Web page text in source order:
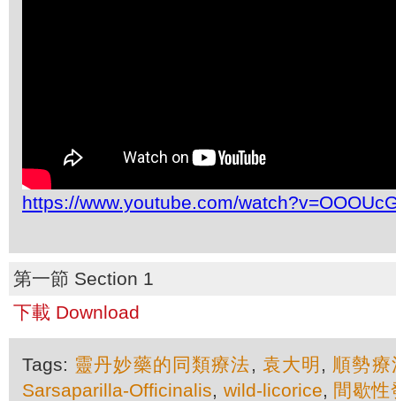
https://www.youtube.com/
第一節 Section 1
下載 Download
Tags: 靈丹妙藥的同類療法, 袁大明 , 順勢療
Sarsaparilla-Officinalis, wild-licorice, 間歇性